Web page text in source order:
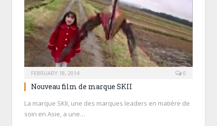
FEBRUARY 18, 2014 0
Nouveau film de marque SKII
La marque SKII, une des marques leaders en matière de
soin en Asie, a une…